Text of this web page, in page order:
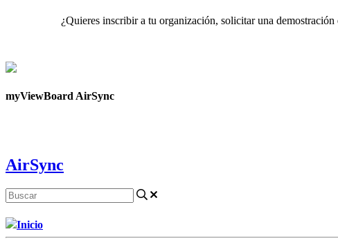
¿Quieres inscribir a tu organización, solicitar una
myViewBoard AirSync
AirSync
Inicio